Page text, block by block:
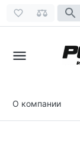
О компании